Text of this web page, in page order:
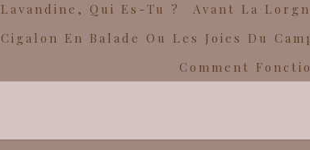
Lavandine, Qui Es-Tu ? Avant La
Cigalon En Balade Ou Les Joies Du
Comment